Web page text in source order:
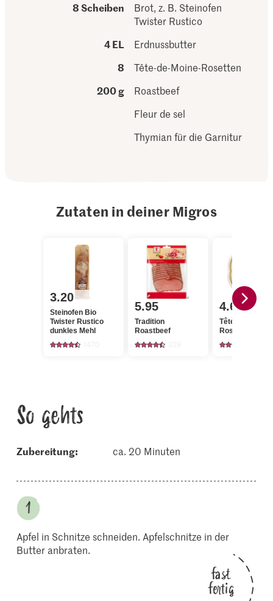
8 Scheiben
Brot, z. B. Steinofen
Twister Rustico
4 EL
Erdnussbutter
8
Tête-de-Moine-Rosetten
200 g
Roastbeef
Fleur de sel
Thymian für die Garnitur
Zutaten in deiner Migros
3.20
Steinofen Bio
Twister Rustico
dunkles Mehl
5.95
Tradition
Roastbeef
4.60
Tête de moine
Rosetten
So gehts
Zubereitung: ca. 20 Minuten
Apfel in Schnitze schneiden. Apfelschnitze in der
Butter anbraten.
fast
fertig